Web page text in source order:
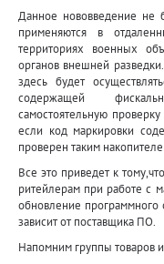
Данное нововведение не
применяются в
территориях военных
органов внешней
здесь будет
содержащей
самостоятельную
если код маркировки
проверен таким
Все это приведет к тому,что
ритейлерам при работе с
обновление программного
зависит от поставщика ПО.
Напомним группы товаров